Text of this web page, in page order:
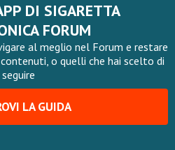
DI SIGARETTA
FORUM
al meglio nel Forum e restare
o quelli che hai scelto di
seguire
LA GUIDA